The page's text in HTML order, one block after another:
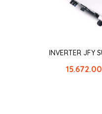
INVERTER JFY